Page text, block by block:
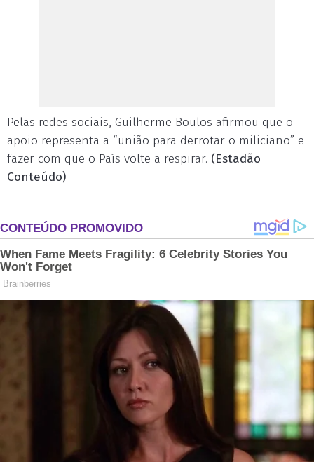
Pelas redes sociais, Guilherme Boulos afirmou que o
apoio representa a “união para derrotar o miliciano” e
fazer com que o País volte a respirar. (Estadão
Conteúdo)